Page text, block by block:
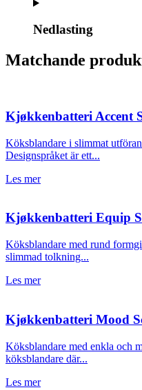
Nedlasting
Matchande
Kjøkkenbatteri Accent
Köksblandare i slimmat
Designspråket är ett...
Les mer
Kjøkkenbatteri Equip
Köksblandare med rund
slimmad tolkning...
Les mer
Kjøkkenbatteri Mood
Köksblandare med enkla och
köksblandare där...
Les mer